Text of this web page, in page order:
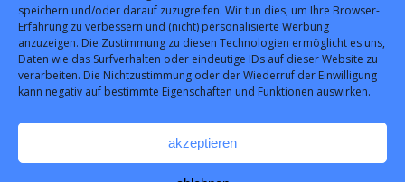
speichern und/oder darauf zuzugreifen. Wir tun dies, um Ihre Browser-
Erfahrung zu verbessern und (nicht) personalisierte Werbung
anzuzeigen. Die Zustimmung zu diesen Technologien ermöglicht es uns,
Daten wie das Surfverhalten oder eindeutige IDs auf dieser Website zu
verarbeiten. Die Nichtzustimmung oder der Wiederruf der Einwilligung
kann negativ auf bestimmte Eigenschaften und Funktionen auswirken.
akzeptieren